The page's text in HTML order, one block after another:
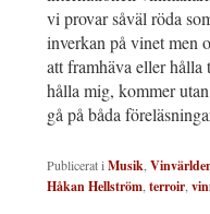
vi provar såväl röda
inverkan på vinet men
att framhäva eller hålla
hålla mig, kommer
gå på båda
Publicerat iMusik,
Håkan Hellström,terroir,